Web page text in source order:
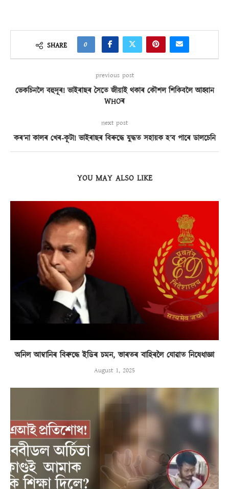
SHARE 0
previous post
ভেকচিনলৈ বহুদূৰ! ভাইৰাছৰ সৈতে জীয়াই থকাৰ কৌশল শিকিবলৈ আহ্বান
WHOৰ
next post
কৰ’না কালৰ খেৰ-কূটা! ভাইৰাছৰ বিৰুদ্ধে যুদ্ধত সহায়ক হ’ব পাৰে ডালচেনি
YOU MAY ALSO LIKE
অনিল আম্বানিৰ বিৰুদ্ধে ইডিৰ চমন, ভাৰতৰ বাহিৰলৈ যোৱাত নিষেধাজ্ঞা
August 1, 2025